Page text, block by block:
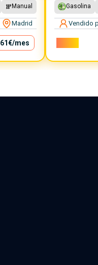
Manual
Madrid
61€/mes
Gasolina
Vendido